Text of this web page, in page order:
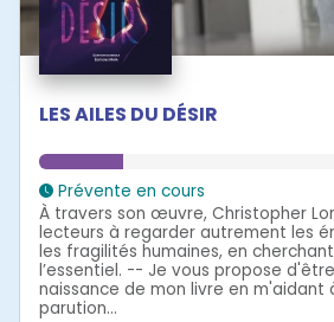
LES AILES DU DÉSIR
Prévente en cours
À travers son œuvre, Christopher
lecteurs à regarder autrement les
les fragilités humaines, en
l’essentiel. -- Je vous propose
naissance de mon livre en m'aidant
parution...